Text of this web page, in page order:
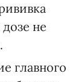
не
главного